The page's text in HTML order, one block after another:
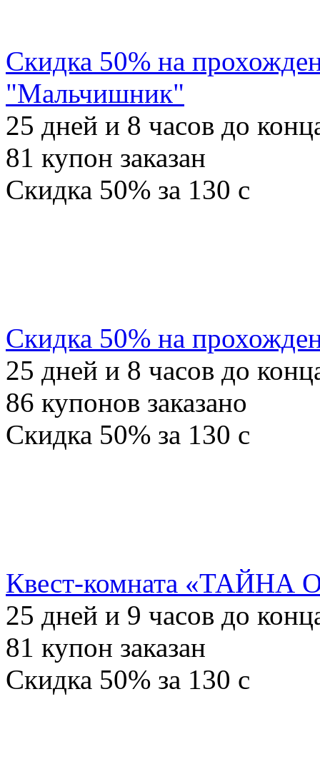
Скидка 50% на
"Мальчишник"
25 дней и 8 часов до
81 купон заказан
Скидка 50% за 130 c
Скидка 50% на
25 дней и 8 часов до
86 купонов заказано
Скидка 50% за 130 c
Квест-комната «ТАЙНА
25 дней и 9 часов до
81 купон заказан
Скидка 50% за 130 c